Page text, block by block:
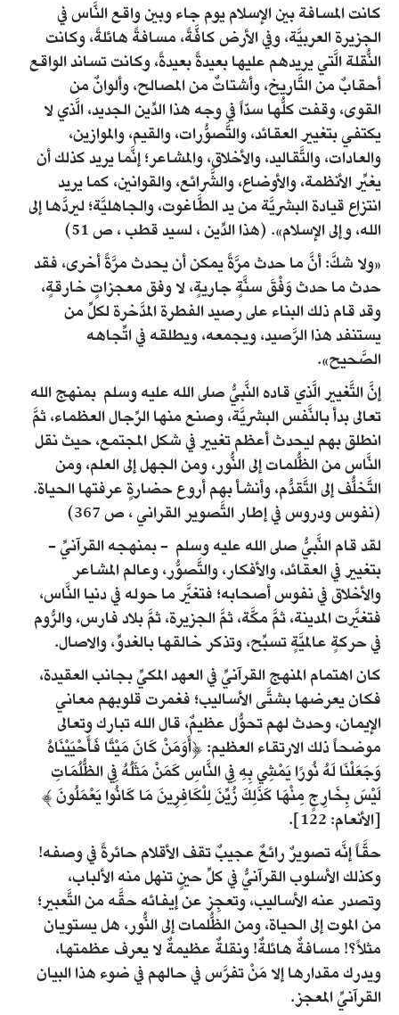
كانت المسافة بين الإسلام يوم جاء وبين واقع النَّاس في
الجزيرة العربيَّة، وفي الأرض كافَّةً، مسافةً هائلةً، وكانت
النُّقلة الَّتي يريدهم عليها بعيدةً بعيدةً، وكانت تساند الواقع
أحقابٌ من التَّاريخ، وأشتاتٌ من المصالح، وألوانٌ من
القوى، وقفت كلُّها سدّاً في وجه هذا الدِّين الجديد، الَّذي لا
يكتفي بتغيير العقائد، والتَّصوُّرات، والقيم، والموازين،
والعادات، والتَّقاليد، والأخلاق، والمشاعر؛ إنَّما يريد كذلك أن
يغيِّر الأنظمة، والأوضاع، والشَّرائع، والقوانين، كما يريد
انتزاع قيادة البشريَّة من يد الطَّاغوت، والجاهليَّة؛ ليردَّها إلى
الله، وإلى الإسلام». (هذا الدِّين ، لسيد قطب ، ص 51)
«ولا شكَّ: أنَّ ما حدث مرَّةً يمكن أن يحدث مرَّةً أخرى، فقد
حدث ما حدث وَفْقَ سنَّةٍ جاريةٍ، لا وفق معجزاتٍ خارقةٍ،
وقد قام ذلك البناء على رصيد الفطرة المدَّخرة لكلِّ من
يستنفد هذا الرَّصيد، ويجمعه، ويطلقه في اتِّجاهه
الصَّحيح».
إنَّ التَّغيير الَّذي قاده النَّبيُّ صلى الله عليه وسلم بمنهج الله
تعالى بدأ بالنَّفس البشريَّة، وصنع منها الرِّجال العظماء، ثمَّ
انطلق بهم ليحدث أعظم تغيير في شكل المجتمع، حيث نقل
النَّاس من الظُّلمات إلى النُّور، ومن الجهل إلى العلم، ومن
التَّخلُّف إلى التَّقدُّم، وأنشأ بهم أروع حضارةٍ عرفتها الحياة.
(نفوس ودروس في إطار التَّصوير القراني ، ص 367)
لقد قام النَّبيُّ صلى الله عليه وسلم - بمنهجه القرآنيِّ -
بتغيير في العقائد، والأفكار، والتَّصوُّر، وعالم المشاعر
والأخلاق في نفوس أصحابه؛ فتغيَّر ما حوله في دنيا النَّاس،
فتغيَّرت المدينة، ثمَّ مكَّة، ثمَّ الجزيرة، ثمَّ بلاد فارس، والرُّوم
في حركةٍ عالميَّةٍ تسبِّح، وتذكر خالقها بالغدوِّ، والاصال.
كان اهتمام المنهج القرآنيِّ في العهد المكيِّ بجانب العقيدة،
فكان يعرضها بشتَّى الأساليب؛ فغمرت قلوبهم معاني
الإيمان، وحدث لهم تحوُّل عظيمٌ، قال الله تبارك وتعالى
موضحاً ذلك الارتقاء العظيم: ﴿أَوَمَنْ كَانَ مَيْتًا فَأَحْيَيْنَاهُ
وَجَعَلْنَا لَهُ نُورًا يَمْشِي بِهِ فِي النَّاسِ كَمَنْ مَثَلُهُ فِي الظُّلُمَاتِ
لَيْسَ بِخَارِجٍ مِنْهَا كَذَلِكَ زُيِّنَ لِلْكَافِرِينَ مَا كَانُوا يَعْمَلُونَ ﴾
[الأنعام: 122].
حقَّاً إنَّه تصويرٌ رائعٌ عجيبٌ تقف الأقلام حائرةً في وصفه!
وكذلك الأسلوب القرآنيُّ في كلِّ حينٍ تنهل منه الألباب،
وتصدر عنه الأساليب، وتعجِز عن إيفائه حقَّه من التَّعبير؛
من الموت إلى الحياة، ومن الظُّلمات إلى النُّور، هل يستويان
مثلاً؟! مسافةٌ هائلةٌ! ونقلةٌ عظيمةٌ لا يعرف عظمتها،
ويدرك مقدارها إلا مَنْ تفرَّس في حالهم في ضوء هذا البيان
القرآنيِّ المعجز.